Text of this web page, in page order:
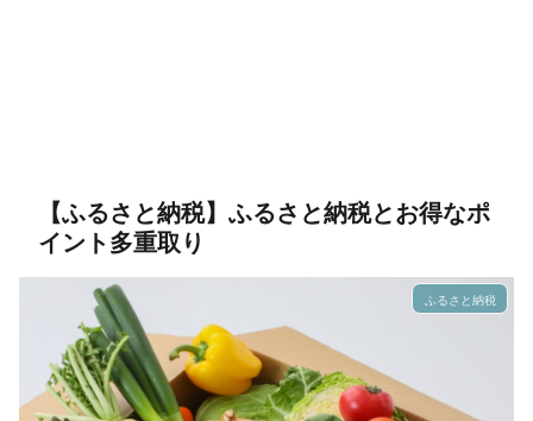
【ふるさと納税】ふるさと納税とお得なポ
イント多重取り
ふるさと納税